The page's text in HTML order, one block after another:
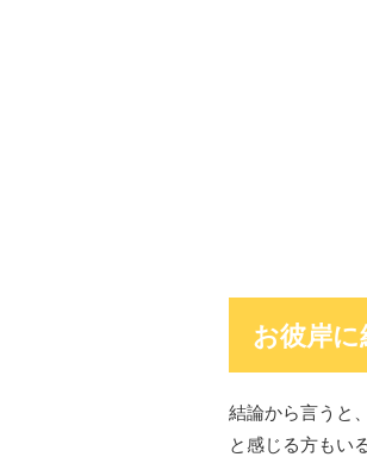
お彼岸
結論から言うと
と感じる方もい